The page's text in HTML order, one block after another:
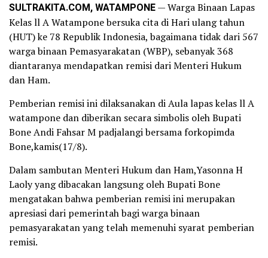
SULTRAKITA.COM, WATAMPONE— Warga Binaan Lapas
Kelas ll A Watampone bersuka cita di Hari ulang tahun
(HUT) ke 78 Republik Indonesia, bagaimana tidak dari 567
warga binaan Pemasyarakatan (WBP), sebanyak 368
diantaranya mendapatkan remisi dari Menteri Hukum
dan Ham.
Pemberian remisi ini dilaksanakan di Aula lapas kelas ll A
watampone dan diberikan secara simbolis oleh Bupati
Bone Andi Fahsar M padjalangi bersama forkopimda
Bone,kamis(17/8).
Dalam sambutan Menteri Hukum dan Ham,Yasonna H
Laoly yang dibacakan langsung oleh Bupati Bone
mengatakan bahwa pemberian remisi ini merupakan
apresiasi dari pemerintah bagi warga binaan
pemasyarakatan yang telah memenuhi syarat pemberian
remisi.